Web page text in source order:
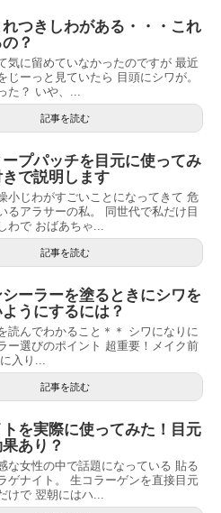
れつきしわがある・・・これ
？
気に留めていなかったのですが 最近
じーっと見ていたら 目頭にシワが。
た？ いや、...
記事を読む
ープパッチを目元に使ってみ
で説明します
小じわがすごいことになってきて 危
るアラサーの私。 同世代で私だけ目
わで おばあちゃ...
記事を読む
シーラーを塗るときにシワを
うにするには？
読んでわかること＊＊ シワになりに
ー選びのポイント 超重要！メイク前
入り...
記事を読む
を実際に使ってみた！目元
あり？
な女性の中で話題になっている 貼る
ゲナイト。 生コラーゲンを直接目元
けで 翌朝にはハ...